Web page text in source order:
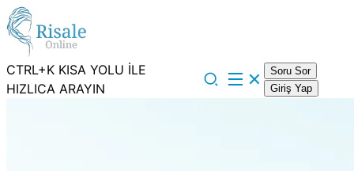
CTRL+K KISA YOLU İLE
HIZLICA ARAYIN
Soru Sor
Giriş Yap